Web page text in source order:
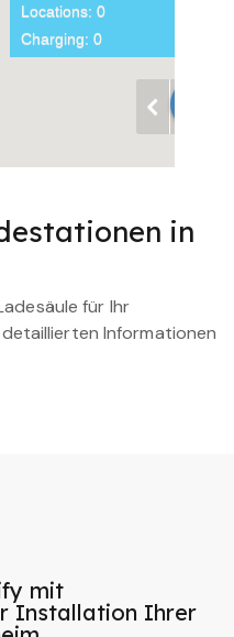
in
für Ihr
Informationen
mit
Installation Ihrer